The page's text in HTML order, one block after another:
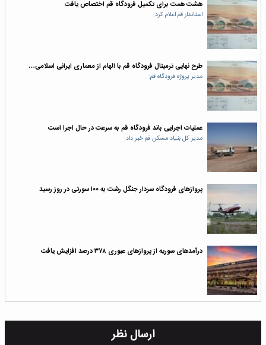
هشت همت برای تکمیل فرودگاه قم اختصاص یافت
استاندار قم اعلام کرد:
طرح نهایی ترمینال فرودگاه قم با الهام از معماری ایرانی اسلامی…
مدیر پروژه فرودگاه قم:
عملیات اجرایی باند فرودگاه قم به سرعت در حال اجرا است
مدیر کل بنیاد مسکن قم خبر داد:
پروازهای فرودگاه سردار جنگل رشت به ۱۰۰ سورتی در روز رسید
درآمدهای سوریه از پروازهای عبوری ۳۷۸ درصد افزایش یافت
ارسال نظر